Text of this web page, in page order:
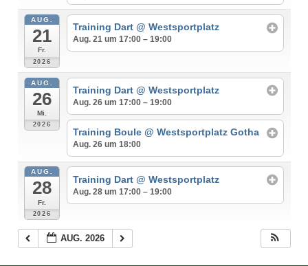
AUG.
21
Fr.
2026
Training Dart @ Westsportplatz
Aug. 21 um 17:00 – 19:00
AUG.
26
Mi.
2026
Training Dart @ Westsportplatz
Aug. 26 um 17:00 – 19:00
Training Boule @ Westsportplatz Gotha
Aug. 26 um 18:00
AUG.
28
Fr.
2026
Training Dart @ Westsportplatz
Aug. 28 um 17:00 – 19:00
AUG. 2026